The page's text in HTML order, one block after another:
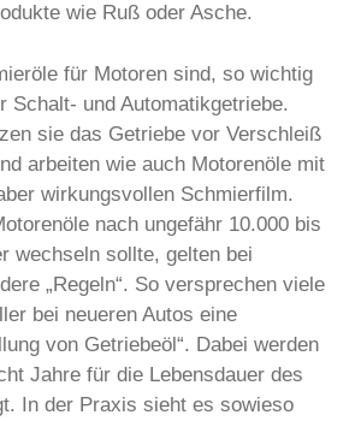
wie Ruß oder Asche.
für Motoren sind, so wichtig
Schalt- und Automatikgetriebe.
sie das Getriebe vor Verschleiß
arbeiten wie auch Motorenöle mit
wirkungsvollen Schmierfilm.
nach ungefähr 10.000 bis
wechseln sollte, gelten bei
„Regeln“. So versprechen viele
bei neueren Autos eine
von Getriebeöl“. Dabei werden
Jahre für die Lebensdauer des
In der Praxis sieht es sowieso